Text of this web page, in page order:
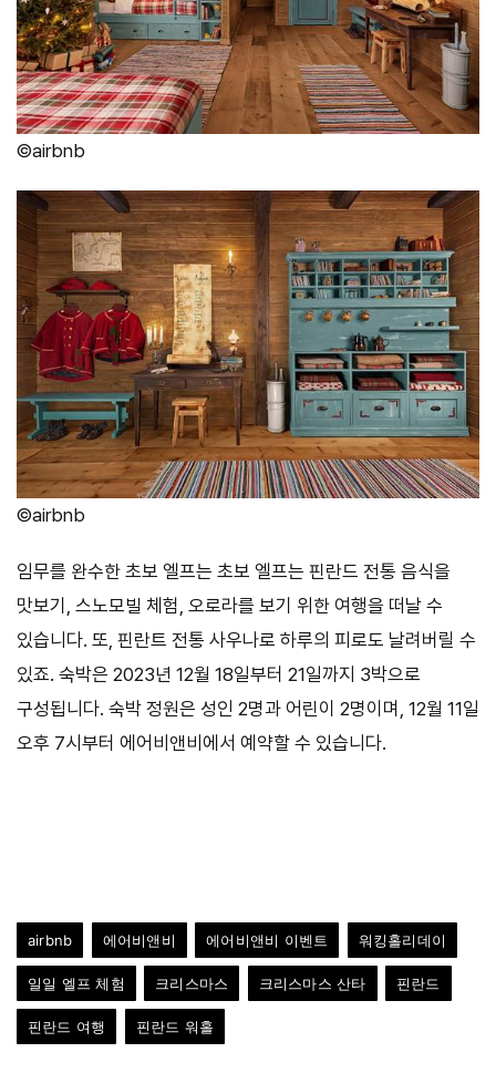
©airbnb
©airbnb
임무를 완수한 초보 엘프는 초보 엘프는 핀란드 전통 음식을
맛보기, 스노모빌 체험, 오로라를 보기 위한 여행을 떠날 수
있습니다. 또, 핀란트 전통 사우나로 하루의 피로도 날려버릴 수
있죠. 숙박은 2023년 12월 18일부터 21일까지 3박으로
구성됩니다. 숙박 정원은 성인 2명과 어린이 2명이며, 12월 11일
오후 7시부터 에어비앤비에서 예약할 수 있습니다.
airbnb 에어비앤비 에어비앤비 이벤트 워킹홀리데이
일일 엘프 체험 크리스마스 크리스마스 산타 핀란드
핀란드 여행 핀란드 워홀